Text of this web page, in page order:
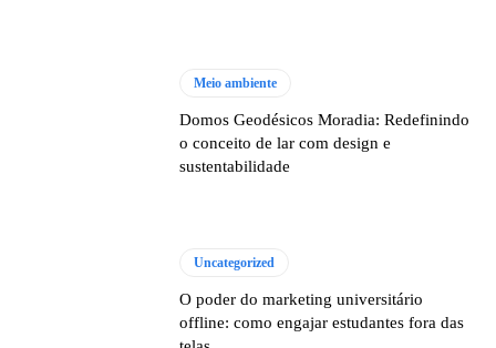
Meio ambiente
Domos Geodésicos Moradia: Redefinindo
o conceito de lar com design e
sustentabilidade
Uncategorized
O poder do marketing universitário
offline: como engajar estudantes fora das